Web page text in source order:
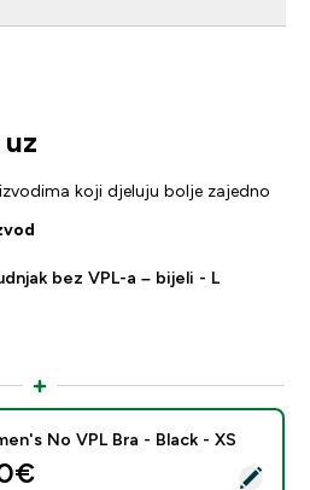
koji djeluju bolje zajedno
bez VPL-a – bijeli - L
- MP Women's No VPL Bra -
No VPL Bra - Black - XS